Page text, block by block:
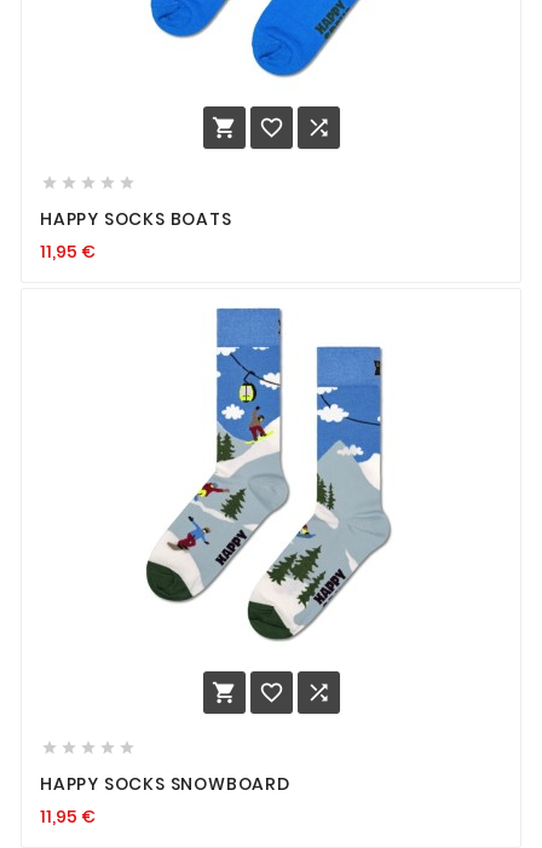
  
    
HAPPY SOCKS BOATS
11,95 €
  
    
HAPPY SOCKS SNOWBOARD
11,95 €